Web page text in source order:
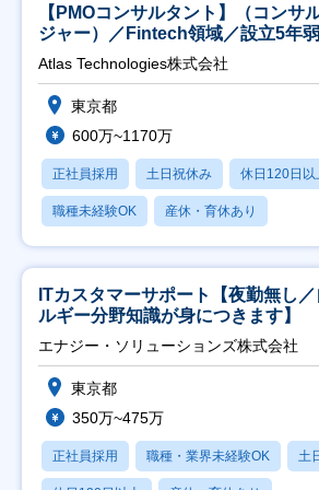
【PMOコンサルタント】（コンサ
ジャー）／Fintech領域／設立5年
Atlas Technologies株式会社
東京都
600万~1170万
正社員採用 土日祝休み 休日120日以
職種未経験OK 産休・育休あり
ITカスタマーサポート【夜勤無し
ルギー分野知識が身につきます】
エナジー・ソリューションズ株式会社
東京都
350万~475万
正社員採用 職種・業界未経験OK 土